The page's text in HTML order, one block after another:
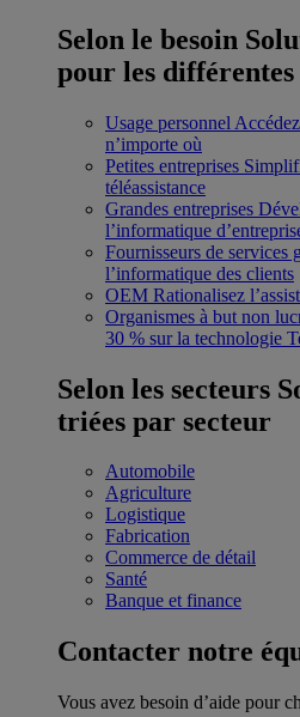
Selon le besoin
pour les différentes
Usage personnel
n’importe où
Petites entreprises
téléassistance
Grandes entreprises
l’informatique
Fournisseurs de services
l’informatique des clients
OEM Rationalisez
Organismes à but non
30 % sur la technologie
Selon les secteurs
triées par secteur
Automobile
Agriculture
Logistique
Fabrication
Commerce de détail
Santé
Banque et finance
Contacter notre
Vous avez besoin d’aide pour